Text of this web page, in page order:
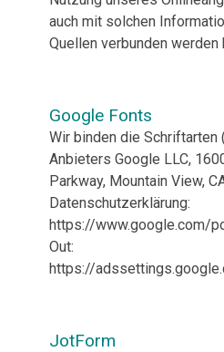
auch mit solchen
Quellen verbunden werden
Google Fonts
Wir binden die Schriftarten
Anbieters Google LLC,
Parkway, Mountain View,
Datenschutzerklärung:
https://www.google.com/
Out:
https://
JotForm